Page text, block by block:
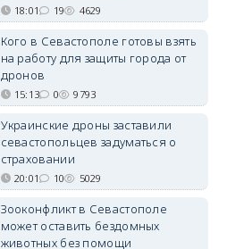
18:01 19 4629
Кого в Севастополе готовы взять
на работу для защиты города от
дронов
15:13 0 9793
Украинские дроны заставили
севастопольцев задуматься о
страховании
20:01 10 5029
Зооконфликт в Севастополе
может оставить бездомных
животных без помощи